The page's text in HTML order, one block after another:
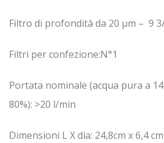
Filtro di profondità da 20 µm – 9 3/
Filtri per confezione:N°1
Portata nominale (acqua pura a
80%): >20 l/min
Dimensioni L X dia: 24,8cm x 6,4 cm